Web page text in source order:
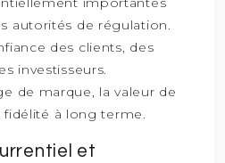
autorités de régulation.
des clients, des
investisseurs.
de marque, la valeur de
fidélité à long terme.
et